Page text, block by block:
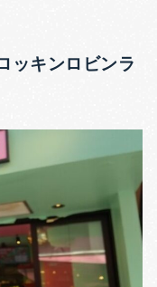
ッキンロビンラ